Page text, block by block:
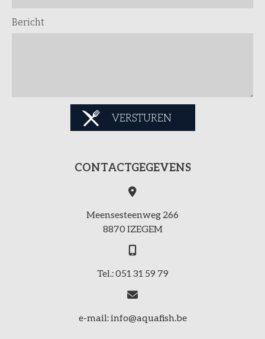
Bericht
VERSTUREN
CONTACTGEGEVENS
Meensesteenweg 266
8870 IZEGEM
Tel.: 051 31 59 79
e-mail: info@aquafish.be